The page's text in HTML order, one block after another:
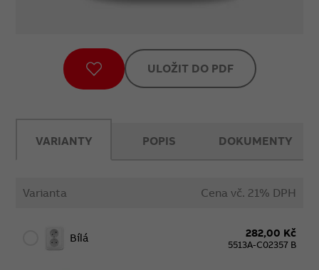
ULOŽIT DO PDF
VARIANTY
Varianta Cena vč. 21% DPH
Bílá 282,00 Kč
5513A-C02357 B
POPIS DOKUMENTY